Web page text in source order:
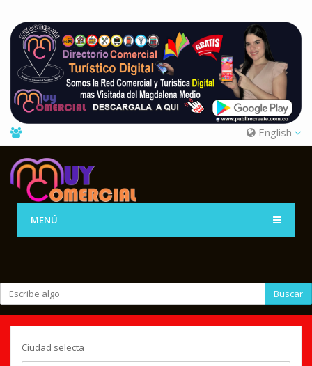
English
MENÚ
Buscar
Ciudad selecta